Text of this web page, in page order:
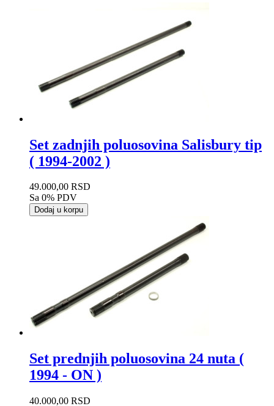
Set zadnjih poluosovina Salisbury tip
( 1994-2002 )
49.000,00 RSD
Sa 0% PDV
Dodaj u korpu
Set prednjih poluosovina 24 nuta (
1994 - ON )
40.000,00 RSD